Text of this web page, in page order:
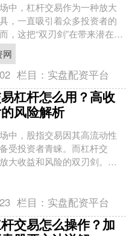
中，杠杆交易作为一种放大
，一直吸引着众多投资者的
，这把“双刃剑”在带来潜在高
，也隐藏着不容忽视的风
从多个维度解....
网
栏目： 实盘配资平台
杠杆怎么用？高收
风险解析
中，股指交易因其高流动性
受投资者青睐。而杠杆交
大收益和风险的双刃剑。本
析股指交易杠杆的使用方
高收益背后潜藏的风....
栏目： 实盘配资平台
交易怎么操作？加